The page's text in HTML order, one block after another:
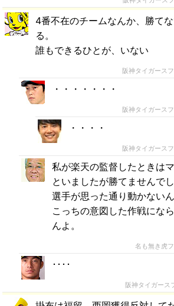
4番不在のチームなんか、勝て
る。
誰もできるひとが、いない
阪神タイガース
・・・・・・・
阪神タイガース
・・・・
阪神タイガース
私が楽天の監督したときは
といましたが勝てませんでし
選手が思った通り動かないん
こっちの意図した作戦にな
んよ。
名も無き虎
････
阪神タイガース